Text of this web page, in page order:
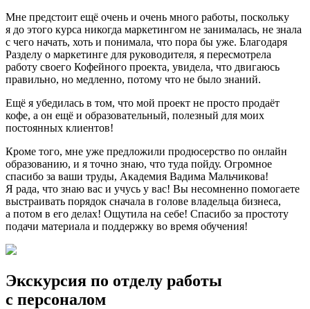
Мне предстоит ещё очень и очень много работы, поскольку
я до этого курса никогда маркетингом не занималась, не знала
с чего начать, хоть и понимала, что пора бы уже. Благодаря
Разделу о маркетинге для руководителя, я пересмотрела
работу своего Кофейного проекта, увидела, что двигаюсь
правильно, но медленно, потому что не было знаний.
Ещё я убедилась в том, что мой проект не просто продаёт
кофе, а он ещё и образовательный, полезный для моих
постоянных клиентов!
Кроме того, мне уже предложили продюсерство по онлайн
образованию, и я точно знаю, что туда пойду. Огромное
спасибо за ваши труды, Академия Вадима Мальчикова!
Я рада, что знаю вас и учусь у вас! Вы несомненно помогаете
выстраивать порядок сначала в голове владельца бизнеса,
а потом в его делах! Ощутила на себе! Спасибо за простоту
подачи материала и поддержку во время обучения!
Экскурсия по отделу работы
с персоналом